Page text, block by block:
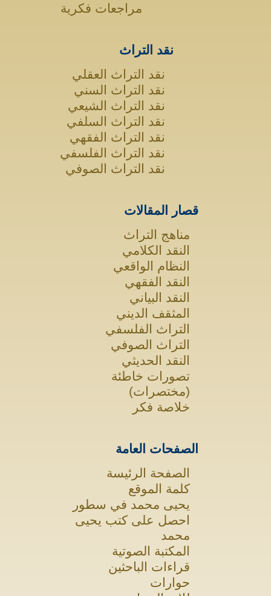
مراجعات فكرية
نقد التراث
نقد التراث العقلي
نقد التراث السني
نقد التراث الشيعي
نقد التراث السلفي
نقد التراث الفقهي
نقد التراث الفلسفي
نقد التراث الصوفي
قصار المقالات
مناهج التراث
النقد الكلامي
النظام الواقعي
النقد الفقهي
النقد البياني
المثقف الديني
التراث الفلسفي
التراث الصوفي
النقد الحديثي
تصورات خاطئة
(مختصرات)
خلاصة فكر
الصفحات العامة
الصفحة الرئيسة
كلمة الموقع
يحيى محمد في سطور
احصل على كتب يحيى
محمد
المكتبة الصوتية
قراءات الباحثين
حوارات